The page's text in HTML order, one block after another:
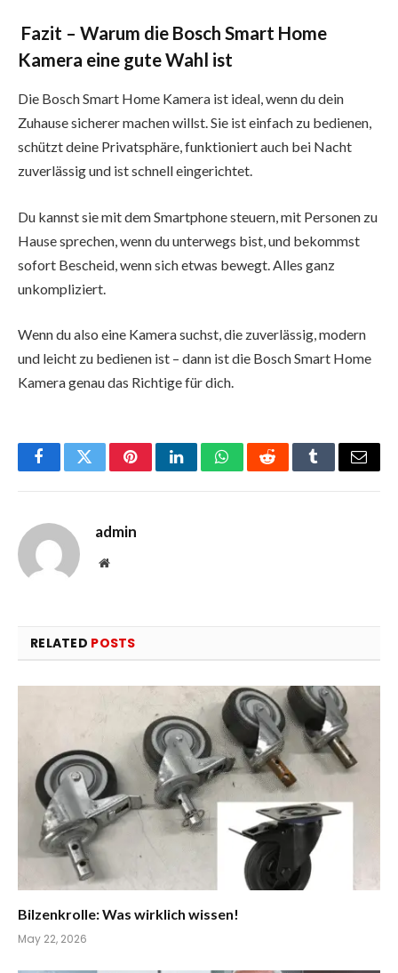
Fazit – Warum die Bosch Smart Home
Kamera eine gute Wahl ist
Die Bosch Smart Home Kamera ist ideal, wenn du dein
Zuhause sicherer machen willst. Sie ist einfach zu bedienen,
schützt deine Privatsphäre, funktioniert auch bei Nacht
zuverlässig und ist schnell eingerichtet.
Du kannst sie mit dem Smartphone steuern, mit Personen zu
Hause sprechen, wenn du unterwegs bist, und bekommst
sofort Bescheid, wenn sich etwas bewegt. Alles ganz
unkompliziert.
Wenn du also eine Kamera suchst, die zuverlässig, modern
und leicht zu bedienen ist – dann ist die Bosch Smart Home
Kamera genau das Richtige für dich.
FacebookTwitterPinterestLinkedInWhatsAppRedditTumblrEmail
admin
Website
RELATED POSTS
Bilzenkrolle: Was wirklich wissen!
May 22, 2026